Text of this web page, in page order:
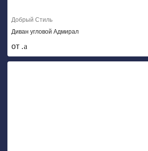
Добрый Стиль
Диван угловой Адмирал
от .